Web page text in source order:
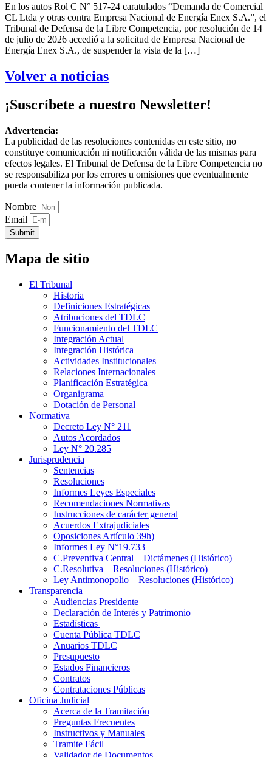
En los autos Rol C N° 517-24 caratulados “Demanda de Comercial
CL Ltda y otras contra Empresa Nacional de Energía Enex S.A.”, el
Tribunal de Defensa de la Libre Competencia, por resolución de 14
de julio de 2026 accedió a la solicitud de Empresa Nacional de
Energía Enex S.A., de suspender la vista de la […]
Volver a noticias
¡Suscríbete a nuestro Newsletter!
Advertencia:
La publicidad de las resoluciones contenidas en este sitio, no
constituye comunicación ni notificación válida de las mismas para
efectos legales. El Tribunal de Defensa de la Libre Competencia no
se responsabiliza por los errores u omisiones que eventualmente
pueda contener la información publicada.
Nombre
Email
Submit
Mapa de sitio
El Tribunal
Historia
Definiciones Estratégicas
Atribuciones del TDLC
Funcionamiento del TDLC
Integración Actual
Integración Histórica
Actividades Institucionales
Relaciones Internacionales
Planificación Estratégica
Organigrama
Dotación de Personal
Normativa
Decreto Ley N° 211
Autos Acordados
Ley N° 20.285
Jurisprudencia
Sentencias
Resoluciones
Informes Leyes Especiales
Recomendaciones Normativas
Instrucciones de carácter general
Acuerdos Extrajudiciales
Oposiciones Artículo 39h)
Informes Ley N°19.733
C.Preventiva Central – Dictámenes (Histórico)
C.Resolutiva – Resoluciones (Histórico)
Ley Antimonopolio – Resoluciones (Histórico)
Transparencia
Audiencias Presidente
Declaración de Interés y Patrimonio
Estadísticas
Cuenta Pública TDLC
Anuarios TDLC
Presupuesto
Estados Financieros
Contratos
Contrataciones Públicas
Oficina Judicial
Acerca de la Tramitación
Preguntas Frecuentes
Instructivos y Manuales
Tramite Fácil